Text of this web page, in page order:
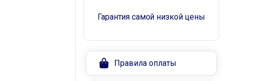
Гарантия самой низкой цены
Правила оплаты